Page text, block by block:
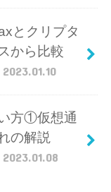
とクリプタ
から比較
2023.01.10
方①仮想通
の解説
2023.01.08